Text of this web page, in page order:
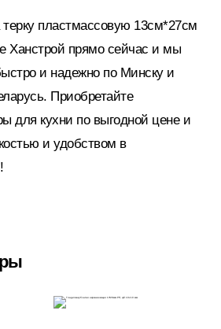
пластмассовую 13см*27см
Ханстрой прямо сейчас и мы
и надежно по Минску и
Приобретайте
для кухни по выгодной цене и
и удобством в